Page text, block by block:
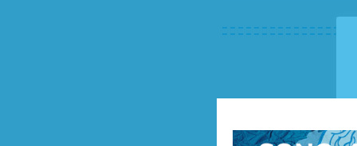
and teachers regularly